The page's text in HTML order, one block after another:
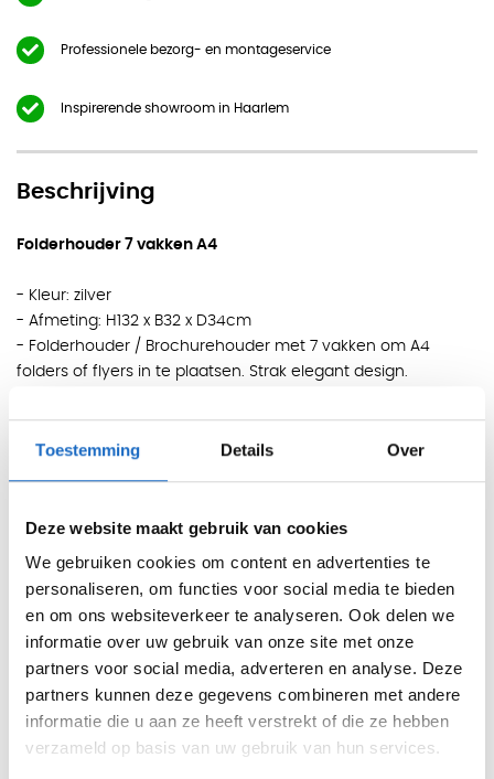
Toestemming Details Over
Deze website maakt gebruik van cookies
We gebruiken cookies om content en advertenties te
personaliseren, om functies voor social media te bieden
en om ons websiteverkeer te analyseren. Ook delen we
informatie over uw gebruik van onze site met onze
partners voor social media, adverteren en analyse. Deze
partners kunnen deze gegevens combineren met andere
informatie die u aan ze heeft verstrekt of die ze hebben
verzameld op basis van uw gebruik van hun services.
Professionele bezorg- en montageservice
Inspirerende showroom in Haarlem
Beschrijving
Folderhouder 7 vakken A4
- Kleur: zilver
- Afmeting: H132 x B32 x D34cm
- Folderhouder / Brochurehouder met 7 vakken om A4
folders of flyers in te plaatsen. Strak elegant design.
De IHK-Seminare sticker is een voorbeeld en kan worden
vervangen door uw eigen bedrijfssticker.
sneltransport (48 uurs levering)
Specificaties
Merk OfficeCity
Type product Folderstandaard